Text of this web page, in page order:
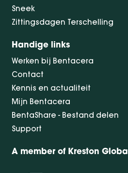
Sneek
Zittingsdagen Terschelling
Handige links
Werken bij Bentacera
Contact
Kennis en actualiteit
Mijn Bentacera
BentaShare - Bestand delen
Support
A member of Kreston Global